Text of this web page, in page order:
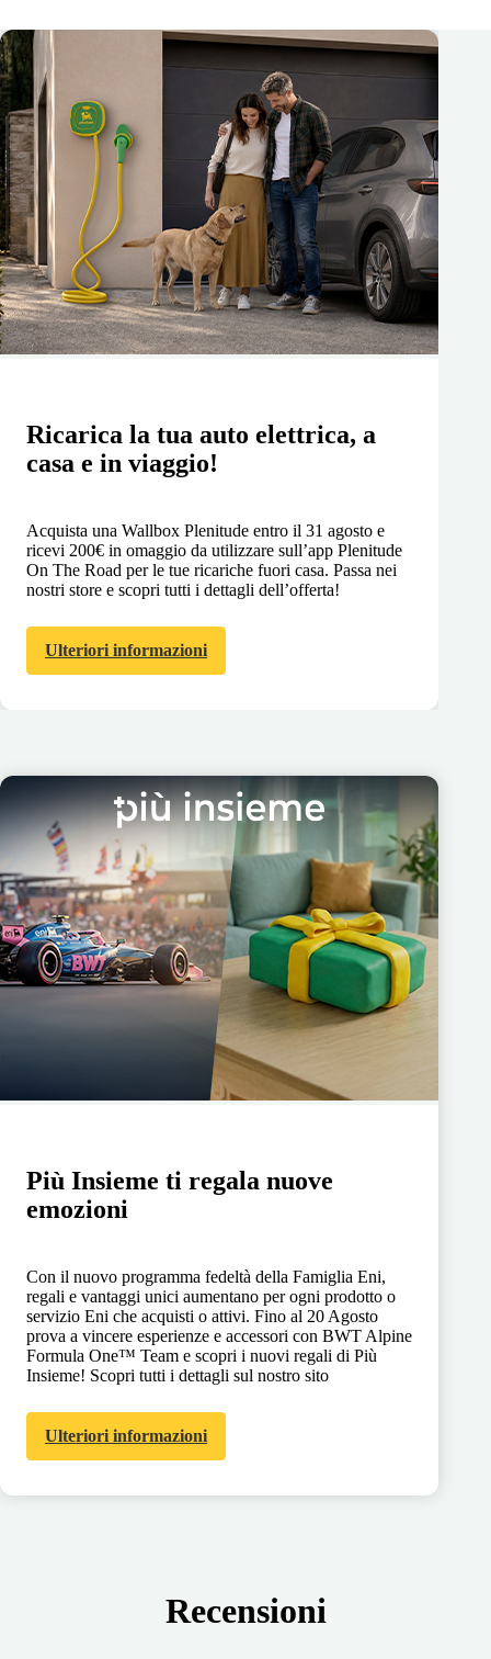
Ricarica la tua auto elettrica, a
casa e in viaggio!
Acquista una Wallbox Plenitude entro il 31 agosto e
ricevi 200€ in omaggio da utilizzare sull’app Plenitude
On The Road per le tue ricariche fuori casa. Passa nei
nostri store e scopri tutti i dettagli dell’offerta!
Ulteriori informazioni
Più Insieme ti regala nuove
emozioni
Con il nuovo programma fedeltà della Famiglia Eni,
regali e vantaggi unici aumentano per ogni prodotto o
servizio Eni che acquisti o attivi. Fino al 20 Agosto
prova a vincere esperienze e accessori con BWT Alpine
Formula One™ Team e scopri i nuovi regali di Più
Insieme! Scopri tutti i dettagli sul nostro sito
Ulteriori informazioni
Recensioni